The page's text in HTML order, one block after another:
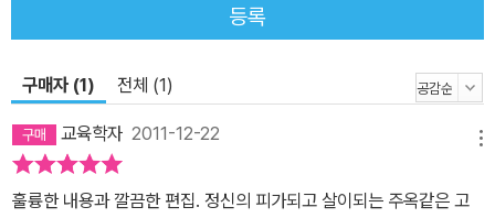
의 《전체주의의 기원》 등은 누구나 한번쯤 탐독에 도전해 봤음직한
서에서 인용되거나 정리된 개념으로 고대, 근현대 정치 사상가들의
주요 저작과 생각들을 접해보았을 것이다. 하지만 어려운 텍스트인지
라 감히 읽을 엄두를 내지 못하거나, 어떤 저작을 어떤 흐름으로 읽을
것인지 파악하기 어려워 읽기를 중단했을 수도 있다. 이 책은 다양한
얼굴을 가진 민주주의가 고대부터 지금까지 어떤 핵심 아이디어를 바
등록
구매자 (1) 전체 (1)
교육학자 2011-12-22
훌륭한 내용과 깔끔한 편집. 정신의 피가되고 살이되는 주옥같은 고